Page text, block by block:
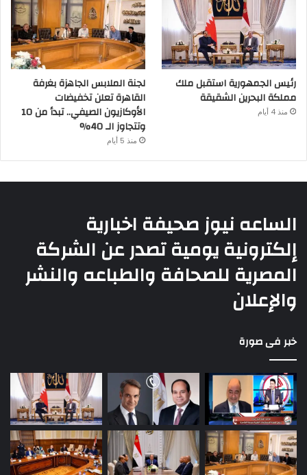
رئيس الجمهورية استقبل ملك
مملكة البحرين الشقيقة
منذ 4 أيام
لجنة الملابس الجاهزة بغرفة
القاهرة تعلن تخفيضات
الأوكازيون الصيفي.. تبدأ من 10
وتتجاوز الـ 40%
منذ 5 أيام
الساعه نيوز صحيفة اخبارية
إلكترونية يومية تصدر عن الشركة
المصرية للصحافة والطباعه والنشر
والإعلان
خبر فى صورة